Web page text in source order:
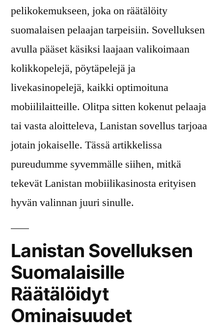
pelikokemukseen, joka on räätälöity
suomalaisen pelaajan tarpeisiin. Sovelluksen
avulla pääset käsiksi laajaan valikoimaan
kolikkopelejä, pöytäpelejä ja
livekasinopelejä, kaikki optimoituna
mobiililaitteille. Olitpa sitten kokenut pelaaja
tai vasta aloitteleva, Lanistan sovellus tarjoaa
jotain jokaiselle. Tässä artikkelissa
pureudumme syvemmälle siihen, mitkä
tekevät Lanistan mobiilikasinosta erityisen
hyvän valinnan juuri sinulle.
Lanistan Sovelluksen
Suomalaisille
Räätälöidyt
Ominaisuudet